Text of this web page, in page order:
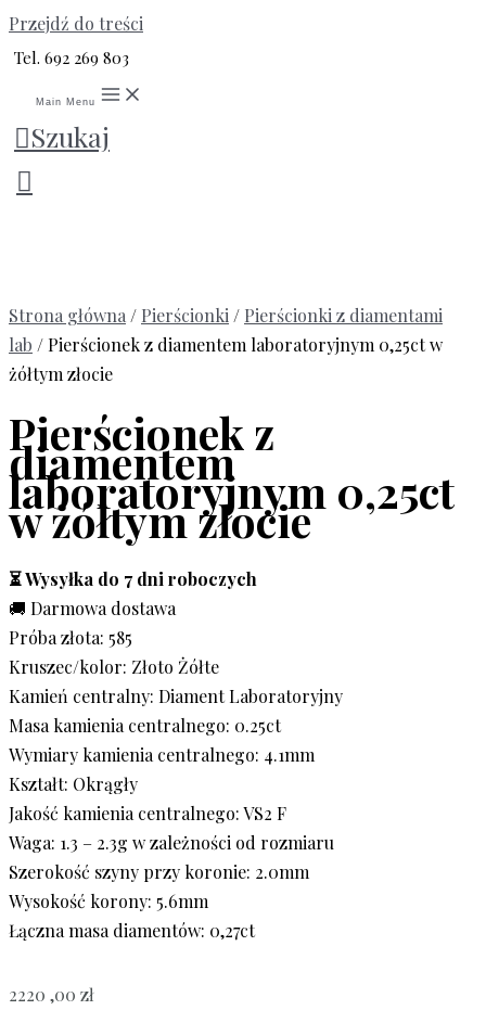
Przejdź do treści
Tel. 692 269 803
Main Menu
Szukaj
Strona główna / Pierścionki / Pierścionki z diamentami
lab / Pierścionek z diamentem laboratoryjnym 0,25ct w
żółtym złocie
Pierścionek z
diamentem
laboratoryjnym 0,25ct
w żółtym złocie
⏳ Wysyłka do 7 dni roboczych
🚚 Darmowa dostawa
Próba złota: 585
Kruszec/kolor: Złoto Żółte
Kamień centralny: Diament Laboratoryjny
Masa kamienia centralnego: 0.25ct
Wymiary kamienia centralnego: 4.1mm
Kształt: Okrągły
Jakość kamienia centralnego: VS2 F
Waga: 1.3 – 2.3g w zależności od rozmiaru
Szerokość szyny przy koronie: 2.0mm
Wysokość korony: 5.6mm
Łączna masa diamentów: 0,27ct
2220 ,00 zł